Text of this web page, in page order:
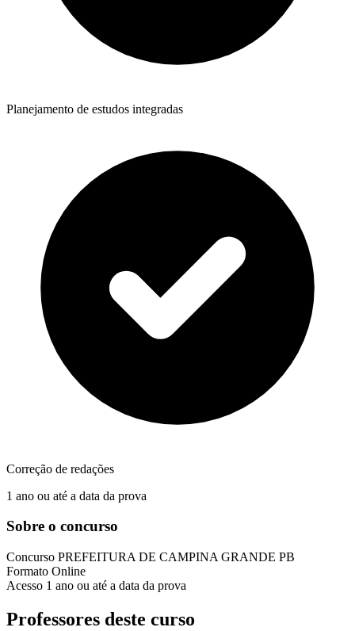
Planejamento de estudos integradas
Correção de redações
1 ano ou até a data da prova
Sobre o concurso
Concurso PREFEITURA DE CAMPINA GRANDE PB
Formato Online
Acesso 1 ano ou até a data da prova
Professores deste curso